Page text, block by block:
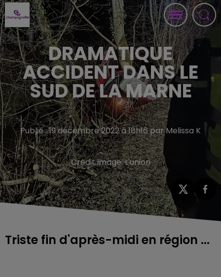
DRAMATIQUE
ACCIDENT DANS LE
SUD DE LA MARNE
Publié : 19 décembre 2022 à 18h16 par Melissa K
Crédit image:L'union
Triste fin d'après-midi en région ...